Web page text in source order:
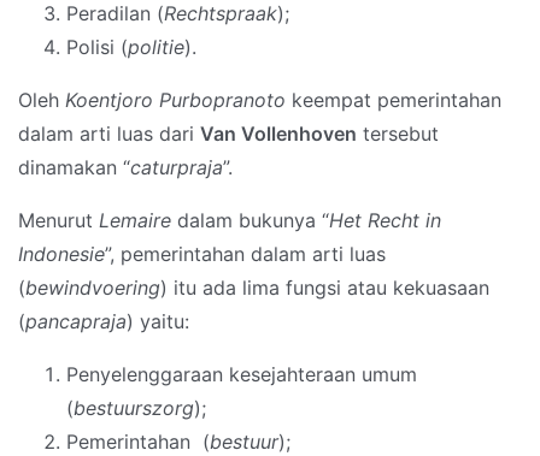
Peradilan (Rechtspraak);
Polisi (politie).
Oleh Koentjoro Purbopranoto keempat pemerintahan
dalam arti luas dari Van Vollenhoven tersebut
dinamakan “caturpraja”.
Menurut Lemaire dalam bukunya “Het Recht in
Indonesie”, pemerintahan dalam arti luas
(bewindvoering) itu ada lima fungsi atau kekuasaan
(pancapraja) yaitu:
Penyelenggaraan kesejahteraan umum
(bestuurszorg);
Pemerintahan (bestuur);